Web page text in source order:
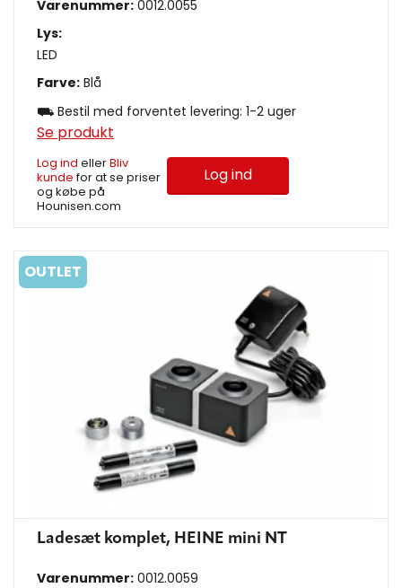
Varenummer: 0012.0055
Lys:
LED
Farve: Blå
⛟ Bestil med forventet levering: 1-2 uger
Se produkt
Log ind ellerBliv
kundefor at se priser
og købe på
Hounisen.com
Log ind
OUTLET
Ladesæt komplet, HEINE mini NT
Varenummer: 0012.0059